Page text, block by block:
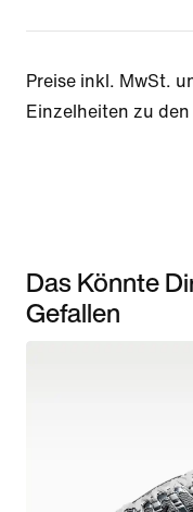
Preise inkl. MwSt.
Einzelheiten zu
Das Könnte
Gefallen